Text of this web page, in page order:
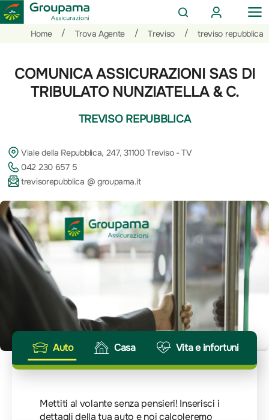
rapide
CERCA
AREA
CLIENTI
Home
/ Trova Agente / Treviso / treviso repubblica
COMUNICA ASSICURAZIONI SAS DI
TRIBULATO NUNZIATELLA & C.
TREVISO REPUBBLICA
Viale della Repubblica, 247, 31100 Treviso - TV
042 230 657 5
trevisorepubblica @ groupama.it
Auto Casa Vita e infortuni
Mettiti al volante senza pensieri! Inserisci i
dettagli della tua auto e noi calcoleremo